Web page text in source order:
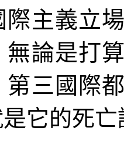
際主義立
無論是打
第三國際
它的死亡